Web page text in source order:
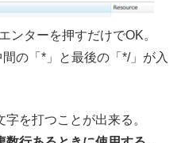
ンターを押すだけでOK。
の「*」と最後の「*/」が入
を打つことが出来る。